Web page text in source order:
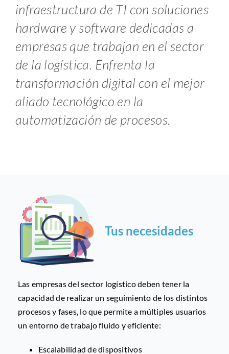
infraestructura de TI con soluciones
hardware y software dedicadas a
empresas que trabajan en el sector
de la logística. Enfrenta la
transformación digital con el mejor
aliado tecnológico en la
automatización de procesos.
Tus necesidades
Las empresas del sector logístico deben tener la
capacidad de realizar un seguimiento de los distintos
procesos y fases, lo que permite a múltiples usuarios
un entorno de trabajo fluido y eficiente:
Escalabilidad de dispositivos